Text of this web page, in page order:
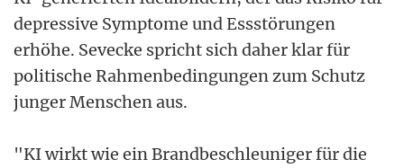
depressive Symptome und Essstörungen
erhöhe. Sevecke spricht sich daher klar für
politische Rahmenbedingungen zum Schutz
junger Menschen aus.
"KI wirkt wie ein Brandbeschleuniger für die